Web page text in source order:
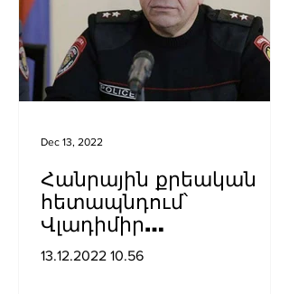
Հանրային քրեական
հետապնդում՝
Վլադիմիր
Գասպարյանի կողմից
13.12.2022 10.56
Dec 13, 2022